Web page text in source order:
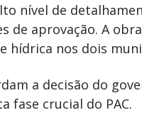
nível de
de aprovação. A
hídrica nos dois
a decisão do
fase crucial do PAC.